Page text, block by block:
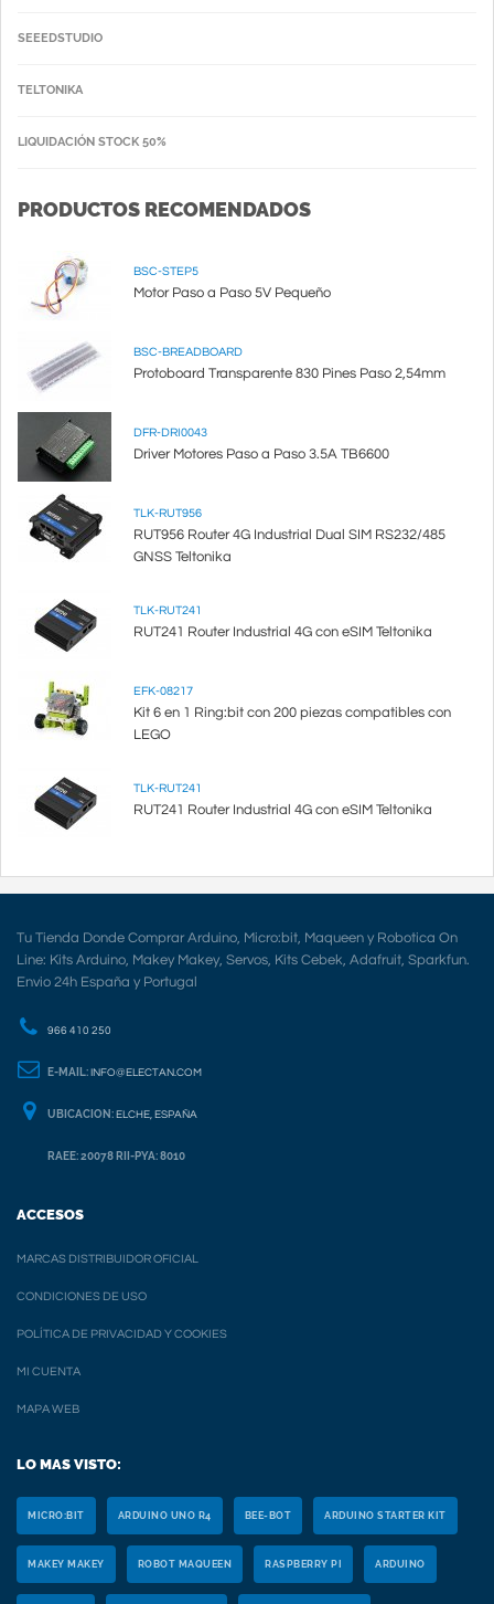
SEEEDSTUDIO
TELTONIKA
LIQUIDACIÓN STOCK 50%
PRODUCTOS RECOMENDADOS
BSC-STEP5
Motor Paso a Paso 5V Pequeño
BSC-BREADBOARD
Protoboard Transparente 830 Pines Paso 2,54mm
DFR-DRI0043
Driver Motores Paso a Paso 3.5A TB6600
TLK-RUT956
RUT956 Router 4G Industrial Dual SIM RS232/485
GNSS Teltonika
TLK-RUT241
RUT241 Router Industrial 4G con eSIM Teltonika
EFK-08217
Kit 6 en 1 Ring:bit con 200 piezas compatibles con
LEGO
TLK-RUT241
RUT241 Router Industrial 4G con eSIM Teltonika
Tu Tienda Donde Comprar Arduino, Micro:bit, Maqueen y Robotica On
Line: Kits Arduino, Makey Makey, Servos, Kits Cebek, Adafruit, Sparkfun.
Envio 24h España y Portugal
966 410 250
E-MAIL: INFO@ELECTAN.COM
UBICACION: ELCHE, ESPAÑA
RAEE: 20078 RII-PYA: 8010
ACCESOS
MARCAS DISTRIBUIDOR OFICIAL
CONDICIONES DE USO
POLÍTICA DE PRIVACIDAD Y COOKIES
MI CUENTA
MAPA WEB
LO MAS VISTO:
MICRO:BIT ARDUINO UNO R4 BEE-BOT ARDUINO STARTER KIT
MAKEY MAKEY ROBOT MAQUEEN RASPBERRY PI ARDUINO